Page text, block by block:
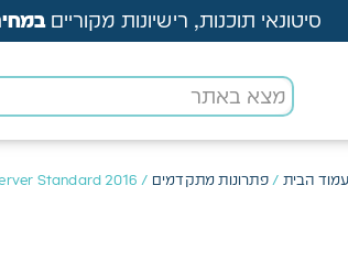
סיטונאי תוכנות, רישיונות מקוריים
עמוד הבית /פתרונות מתקדמים /
Standard 2016